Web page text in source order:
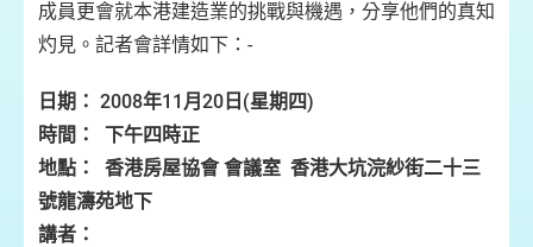
成員更會就本港建造業的挑戰與機遇，分享他們的真知
灼見。記者會詳情如下：-
日期： 2008年11 月 20 日 (星期四)
時間：
下午四時正
地點：
香港房屋協會 會議室 香港大坑浣紗街二十三
號龍濤苑地下
講者：